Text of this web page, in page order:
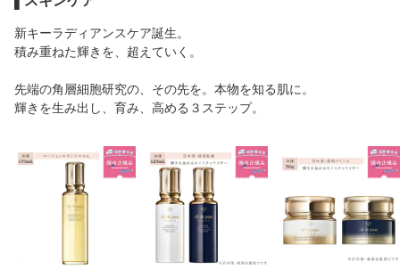
新キーラディアンスケア誕生。
積み重ねた輝きを、超えていく。
先端の角層細胞研究の、その先を。本物を知る肌に。
輝きを生み出し、育み、高める３ステップ。